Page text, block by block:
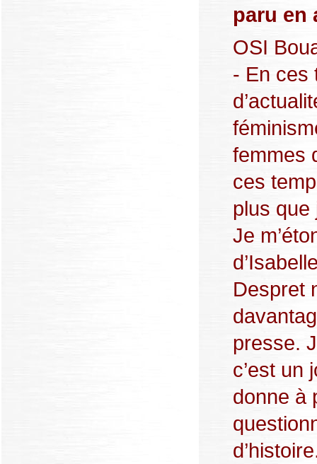
paru en
OSI
- En ces
femmes
ces
plus que
Je
Despret
presse.
c’est un
donne à